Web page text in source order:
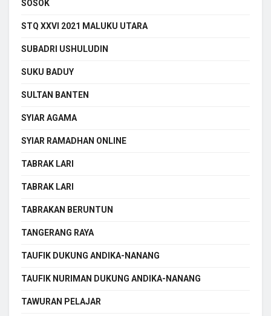
SOSOK
STQ XXVI 2021 MALUKU UTARA
SUBADRI USHULUDIN
SUKU BADUY
SULTAN BANTEN
SYIAR AGAMA
SYIAR RAMADHAN ONLINE
TABRAK LARI
TABRAK LARI
TABRAKAN BERUNTUN
TANGERANG RAYA
TAUFIK DUKUNG ANDIKA-NANANG
TAUFIK NURIMAN DUKUNG ANDIKA-NANANG
TAWURAN PELAJAR